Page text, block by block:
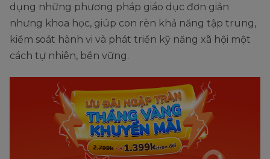
dụng những phương pháp giáo dục đơn giản
nhưng khoa học, giúp con rèn khả năng tập trung,
kiểm soát hành vi và phát triển kỹ năng xã hội một
cách tự nhiên, bền vững.